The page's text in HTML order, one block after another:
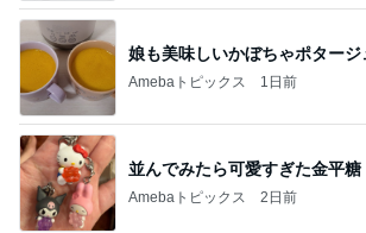
娘も美味しいかぼちゃポタージ
Amebaトピックス 1日前
並んでみたら可愛すぎた金平糖
Amebaトピックス 2日前